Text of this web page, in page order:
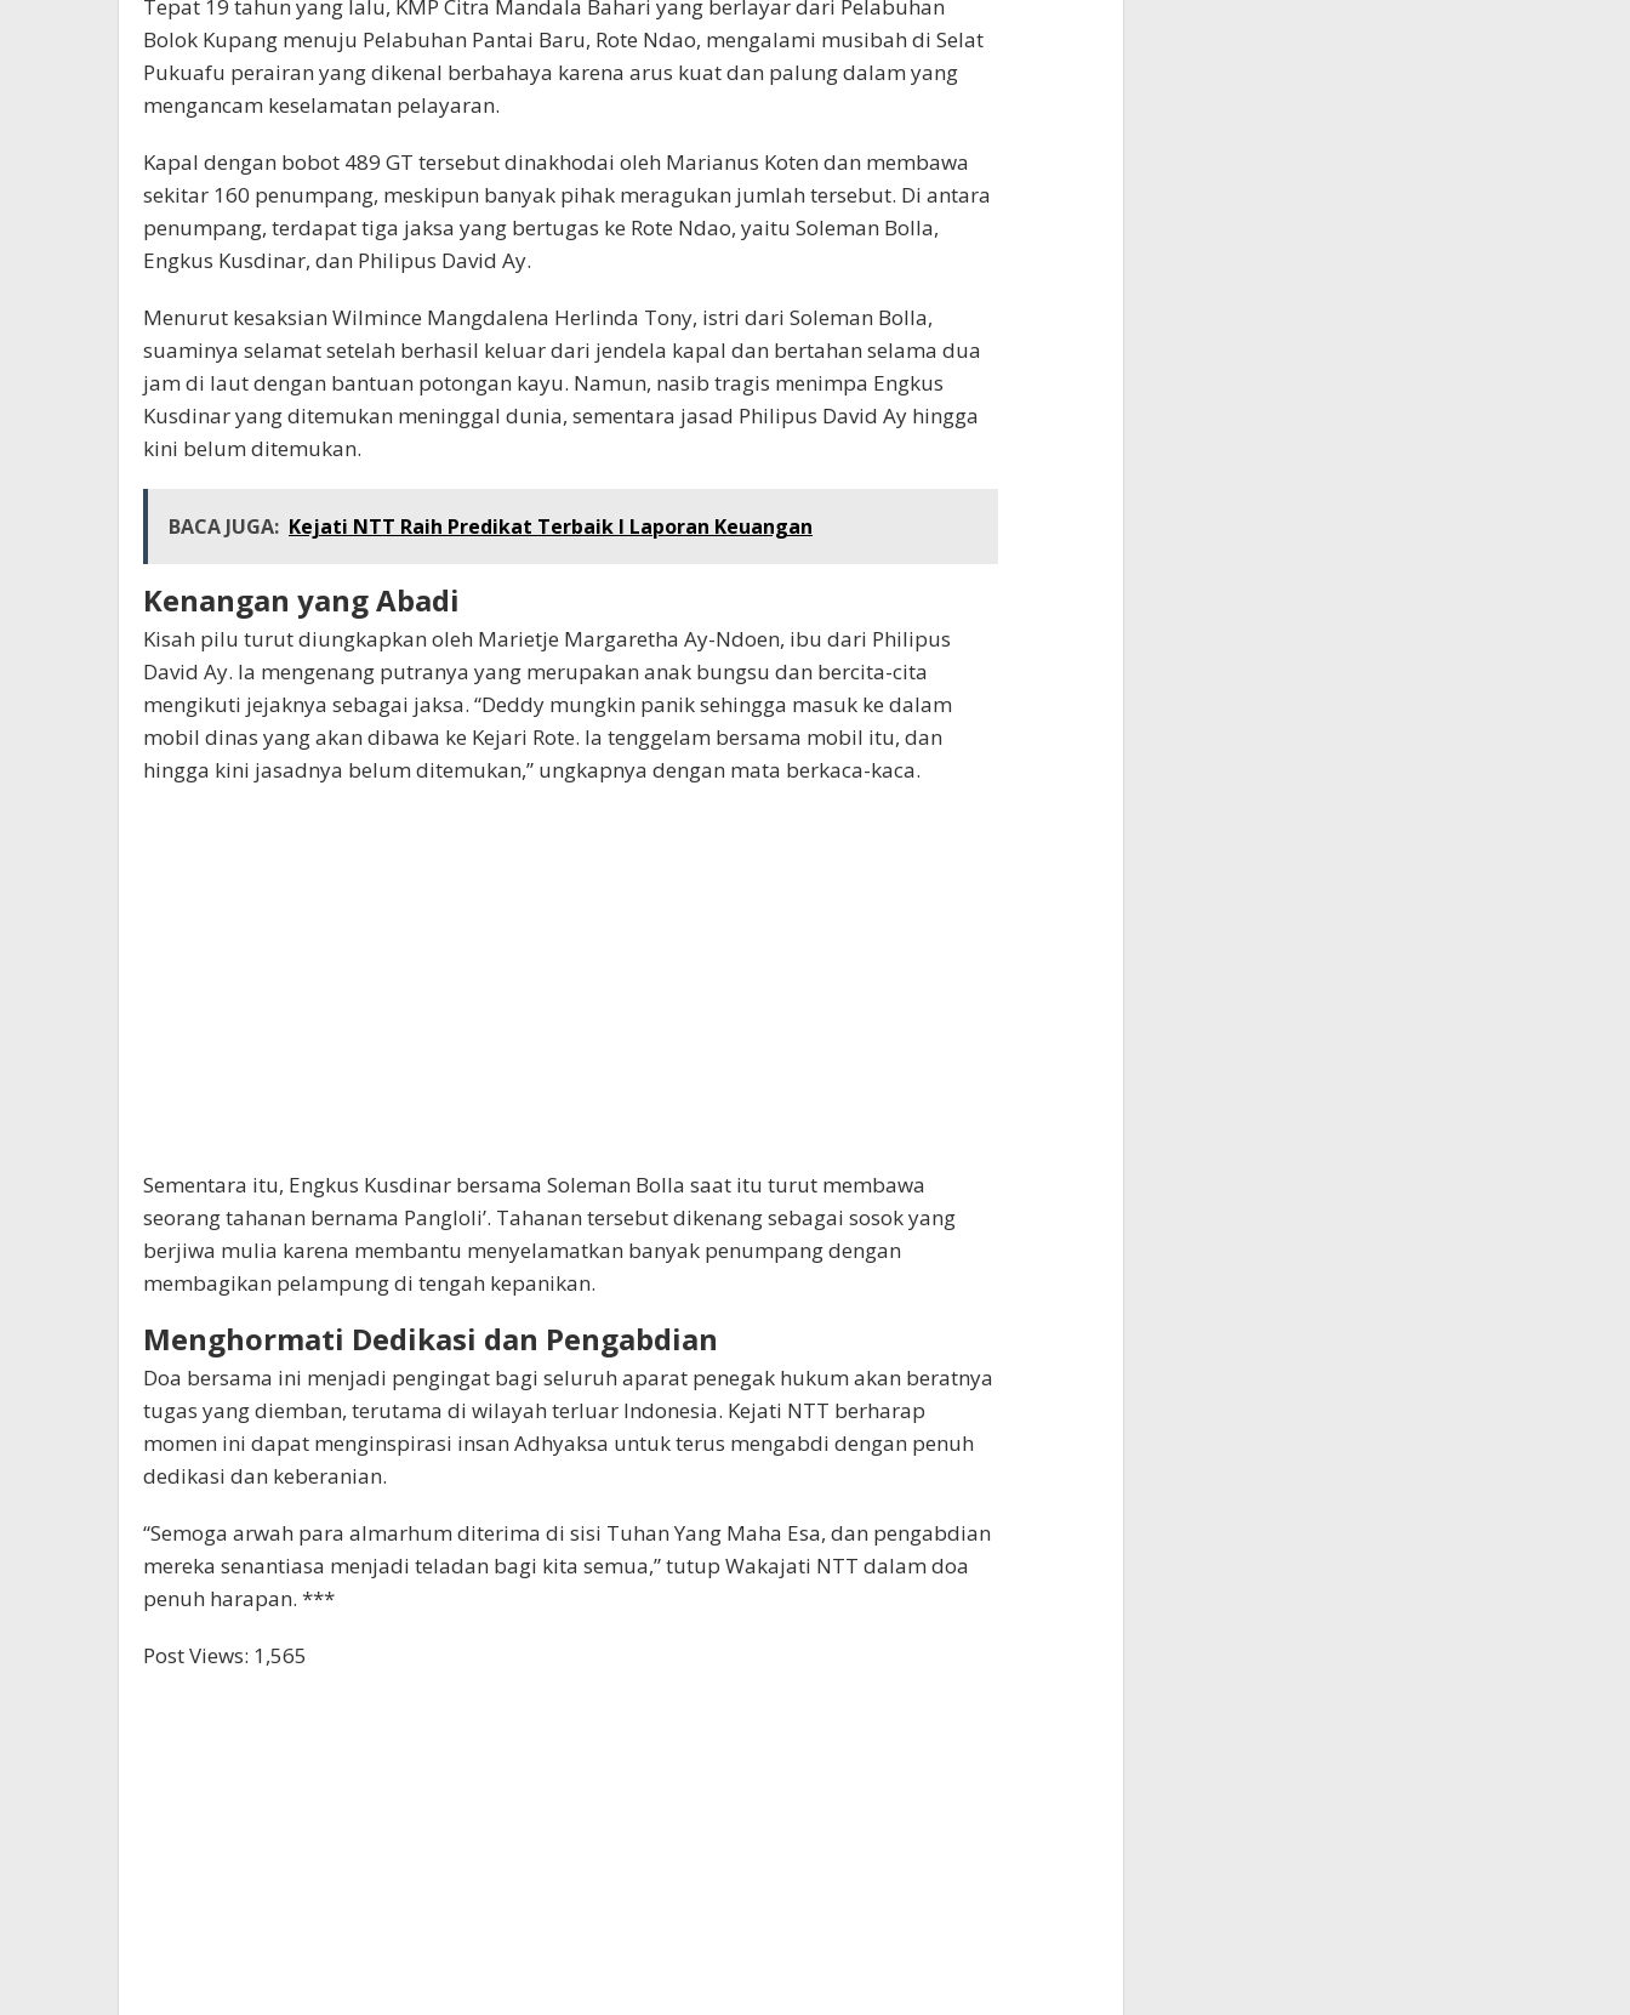
Tepat 19 tahun yang lalu, KMP Citra Mandala Bahari yang berlayar dari Pelabuhan
Bolok Kupang menuju Pelabuhan Pantai Baru, Rote Ndao, mengalami musibah di Selat
Pukuafu perairan yang dikenal berbahaya karena arus kuat dan palung dalam yang
mengancam keselamatan pelayaran.
Kapal dengan bobot 489 GT tersebut dinakhodai oleh Marianus Koten dan membawa
sekitar 160 penumpang, meskipun banyak pihak meragukan jumlah tersebut. Di antara
penumpang, terdapat tiga jaksa yang bertugas ke Rote Ndao, yaitu Soleman Bolla,
Engkus Kusdinar, dan Philipus David Ay.
Menurut kesaksian Wilmince Mangdalena Herlinda Tony, istri dari Soleman Bolla,
suaminya selamat setelah berhasil keluar dari jendela kapal dan bertahan selama dua
jam di laut dengan bantuan potongan kayu. Namun, nasib tragis menimpa Engkus
Kusdinar yang ditemukan meninggal dunia, sementara jasad Philipus David Ay hingga
kini belum ditemukan.
BACA JUGA: Kejati NTT Raih Predikat Terbaik I Laporan Keuangan
Kenangan yang Abadi
Kisah pilu turut diungkapkan oleh Marietje Margaretha Ay-Ndoen, ibu dari Philipus
David Ay. Ia mengenang putranya yang merupakan anak bungsu dan bercita-cita
mengikuti jejaknya sebagai jaksa. “Deddy mungkin panik sehingga masuk ke dalam
mobil dinas yang akan dibawa ke Kejari Rote. Ia tenggelam bersama mobil itu, dan
hingga kini jasadnya belum ditemukan,” ungkapnya dengan mata berkaca-kaca.
Sementara itu, Engkus Kusdinar bersama Soleman Bolla saat itu turut membawa
seorang tahanan bernama Pangloli’. Tahanan tersebut dikenang sebagai sosok yang
berjiwa mulia karena membantu menyelamatkan banyak penumpang dengan
membagikan pelampung di tengah kepanikan.
Menghormati Dedikasi dan Pengabdian
Doa bersama ini menjadi pengingat bagi seluruh aparat penegak hukum akan beratnya
tugas yang diemban, terutama di wilayah terluar Indonesia. Kejati NTT berharap
momen ini dapat menginspirasi insan Adhyaksa untuk terus mengabdi dengan penuh
dedikasi dan keberanian.
“Semoga arwah para almarhum diterima di sisi Tuhan Yang Maha Esa, dan pengabdian
mereka senantiasa menjadi teladan bagi kita semua,” tutup Wakajati NTT dalam doa
penuh harapan. ***
Post Views: 1,565